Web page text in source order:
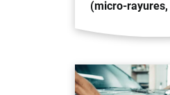
(micro-